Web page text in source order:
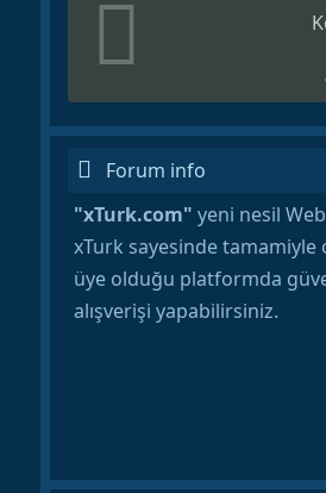
Forum info
"xTurk.com" yeni nesil
xTurk sayesinde tamamiyle
üye olduğu platformda
alışverişi yapabilirsiniz.